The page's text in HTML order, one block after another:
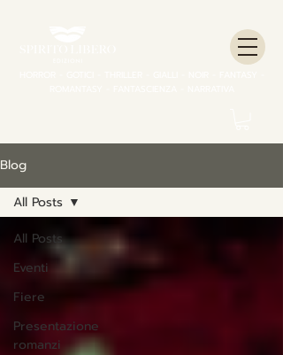
Blog
All Posts
Eventi
Fiere
Presentazione
romanzi
All Posts